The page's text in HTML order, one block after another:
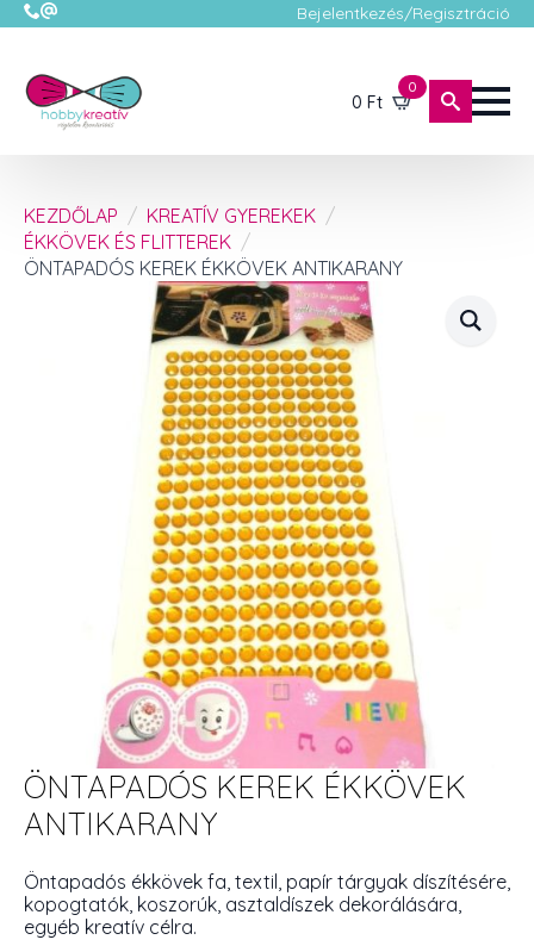
Bejelentkezés/Regisztráció
0 Ft
0
KEZDŐLAP
KREATÍV GYEREKEK
ÉKKÖVEK ÉS FLITTEREK
ÖNTAPADÓS KEREK ÉKKÖVEK ANTIKARANY
ÖNTAPADÓS KEREK ÉKKÖVEK
ANTIKARANY
Öntapadós ékkövek fa, textil, papír tárgyak díszítésére,
kopogtatók, koszorúk, asztaldíszek dekorálására,
egyéb kreatív célra.